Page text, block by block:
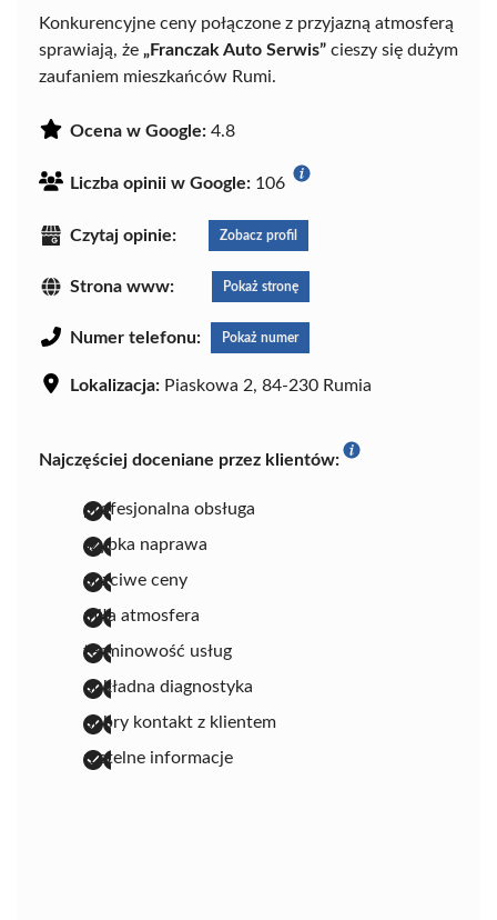
Konkurencyjne ceny połączone z przyjazną atmosferą
sprawiają, że „Franczak Auto Serwis” cieszy się dużym
zaufaniem mieszkańców Rumi.
Ocena w Google: 4.8
Liczba opinii w Google: 106
Czytaj opinie: Zobacz profil
Strona www: Pokaż stronę
Numer telefonu: Pokaż numer
Lokalizacja: Piaskowa 2, 84-230 Rumia
Najczęściej doceniane przez klientów:
profesjonalna obsługa
szybka naprawa
uczciwe ceny
miła atmosfera
terminowość usług
dokładna diagnostyka
dobry kontakt z klientem
rzetelne informacje